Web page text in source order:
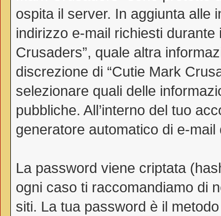
ospita il server. In aggiunta alle
indirizzo e-mail richiesti
Crusaders”, quale altra
discrezione di “Cutie Mark
selezionare quali delle
pubbliche. All’interno del tuo
generatore automatico di e-
La password viene criptata
ogni caso ti raccomandiamo di
siti. La tua password è il